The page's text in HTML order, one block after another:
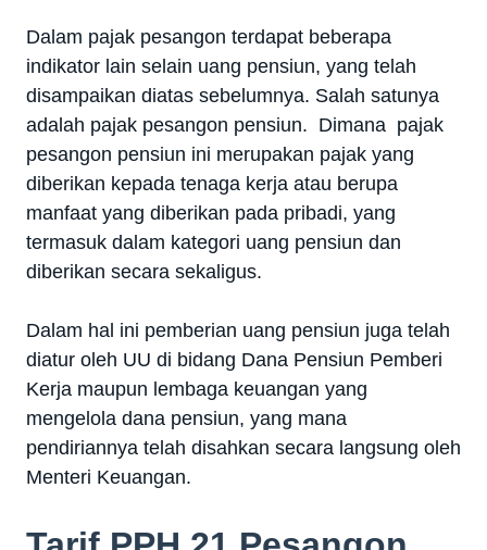
Dalam pajak pesangon terdapat beberapa
indikator lain selain uang pensiun, yang telah
disampaikan diatas sebelumnya. Salah satunya
adalah pajak pesangon pensiun. Dimana pajak
pesangon pensiun ini merupakan pajak yang
diberikan kepada tenaga kerja atau berupa
manfaat yang diberikan pada pribadi, yang
termasuk dalam kategori uang pensiun dan
diberikan secara sekaligus.
Dalam hal ini pemberian uang pensiun juga telah
diatur oleh UU di bidang Dana Pensiun Pemberi
Kerja maupun lembaga keuangan yang
mengelola dana pensiun, yang mana
pendiriannya telah disahkan secara langsung oleh
Menteri Keuangan.